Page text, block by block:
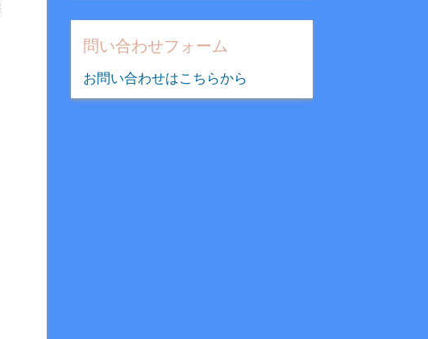
問い合わせフォーム
お問い合わせはこちらから